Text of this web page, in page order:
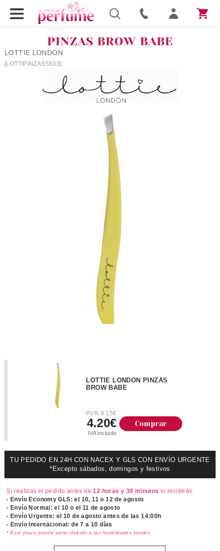
PINZAS BROW BABE
LOTTIE LONDON
[LOTTIPINZAS5833]
LOTTIE LONDON PINZAS
BROW BABE
PVR 8.15€
4.20€
IVA incluido
Comprar
TU PEDIDO EN 24H CON NACEX Y GLS CON ENVÍO URGENTE
*Excepto sábados, domingos y festivos
Si realizas el pedido antes de12 horas y 38 minutos lo recibirás:
- Envío Economy GLS: el 10, 11 o 12 de agosto
- Envío Normal: el 10 o el 11 de agosto
- Envío Urgente: el10 de agosto antes de las 14:00h
- Envío Internacional: de 7 a 10 días
* Este plazo puede variar debido a las festividades locales